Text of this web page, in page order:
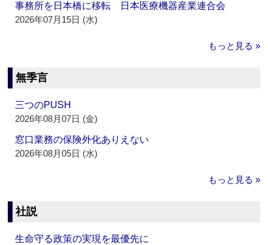
事務所を日本橋に移転 日本医療機器産業連合会
2026年07月15日 (水)
もっと見る »
無季言
三つのPUSH
2026年08月07日 (金)
窓口業務の保険外化ありえない
2026年08月05日 (水)
もっと見る »
社説
生命守る政策の実現を最優先に